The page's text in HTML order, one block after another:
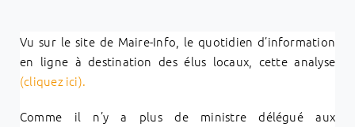
Vu sur le site de Maire-Info, le quotidien d’information
en ligne à destination des élus locaux, cette analyse
(cliquez ici).
Comme il n’y a plus de ministre délégué aux